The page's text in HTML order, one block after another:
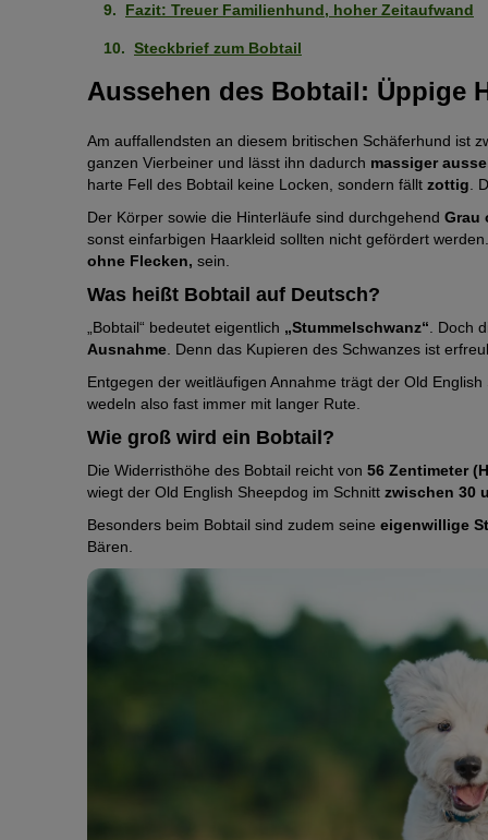
Fazit: Treuer Familienhund, hoher Zeitaufwand
Steckbrief zum Bobtail
Aussehen des Bobtail: Üppige
Am auffallendsten an diesem britischen Schäferhund ist
ganzen Vierbeiner und lässt ihn dadurch massiger
harte Fell des Bobtail keine Locken, sondern fällt zottig .
Der Körper sowie die Hinterläufe sind durchgehend Grau
sonst einfarbigen Haarkleid sollten nicht gefördert
ohne Flecken, sein.
Was heißt Bobtail auf Deutsch?
„Bobtail“ bedeutet eigentlich „Stummelschwanz“ . Doch
Ausnahme . Denn das Kupieren des Schwanzes ist
Entgegen der weitläufigen Annahme trägt der Old
wedeln also fast immer mit langer Rute.
Wie groß wird ein Bobtail?
Die Widerristhöhe des Bobtail reicht von 56 Zentimeter
wiegt der Old English Sheepdog im Schnitt zwischen 30
Besonders beim Bobtail sind zudem seine eigenwillige
Bären.